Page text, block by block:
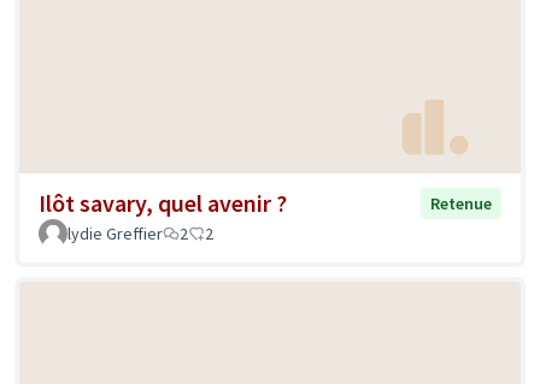
Ilôt savary, quel avenir ?
Retenue
lydie Greffier
2 2